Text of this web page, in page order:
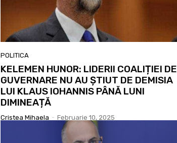
POLITICA
KELEMEN HUNOR: LIDERII COALIȚIEI DE
GUVERNARE NU AU ȘTIUT DE DEMISIA
LUI KLAUS IOHANNIS PÂNĂ LUNI
DIMINEAȚĂ
Cristea Mihaela - Februarie 10, 2025